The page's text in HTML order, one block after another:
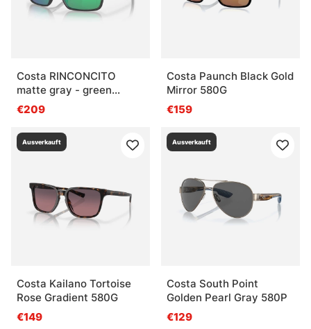
Costa RINCONCITO
matte gray - green
mirror 580P
€209
Costa Paunch Black Gold
Mirror 580G
€159
Ausverkauft
Costa Kailano Tortoise
Rose Gradient 580G
€149
Ausverkauft
Costa South Point
Golden Pearl Gray 580P
€129